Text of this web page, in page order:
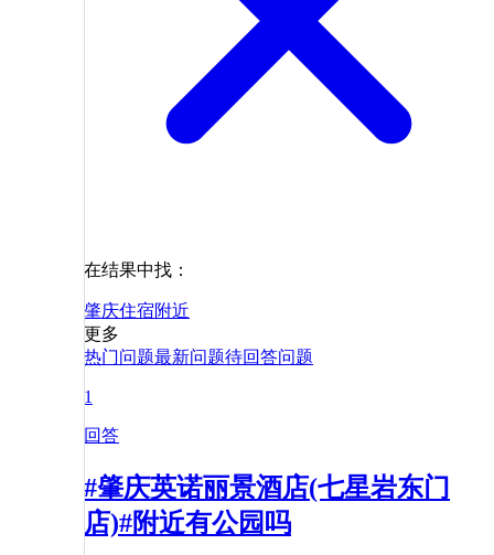
在结果中找：
肇庆住宿附近
更多
热门问题最新问题待回答问题
1
回答
#肇庆英诺丽景酒店(七星岩东门
店)#附近有公园吗